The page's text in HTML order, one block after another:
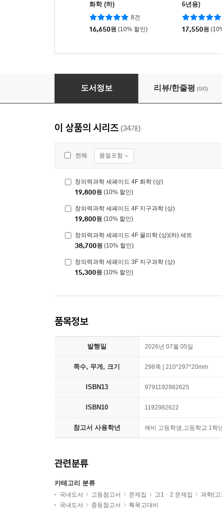
화학 (하)
8건
16,650원 (10% 할인)
6년용)
17,550원
창의력과학 세페이드 3F 물리학 (하)
도서정보 리뷰/한줄평 (0/0)
이 상품의 시리즈 (34개)
전체 품절포함
창의력과학 세페이드 4F 화학 (상)
19,800원 (10% 할인)
창의력과학 세페이드 4F 지구과학 (상)
19,800원 (10% 할인)
창의력과학 세페이드 4F 물리학 (상)(하) 세트
38,700원 (10% 할인)
창의력과학 세페이드 3F 지구과학 (상)
15,300원 (10% 할인)
품목정보
발행일 2026년 07월 05일
쪽수, 무게, 크기 298쪽 | 210*297*20mm
ISBN13 9791192982625
ISBN10 1192982622
참고서 사용학년 예비 고등학생,고등학교 1학
관련분류
카테고리 분류
국내도서 고등참고서 문제집 고1ㆍ2 문제집
과학(고
국내도서
중등참고서 특목고대비